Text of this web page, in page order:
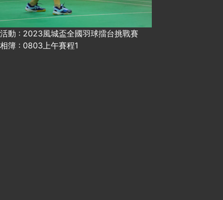
活動 : 2023風城盃全國羽球擂台挑戰賽
相簿 : 0803上午賽程1